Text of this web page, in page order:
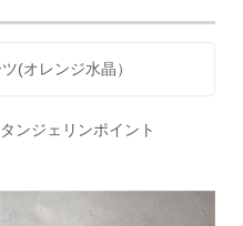
(オレンジ水晶）
タンジェリンポイント